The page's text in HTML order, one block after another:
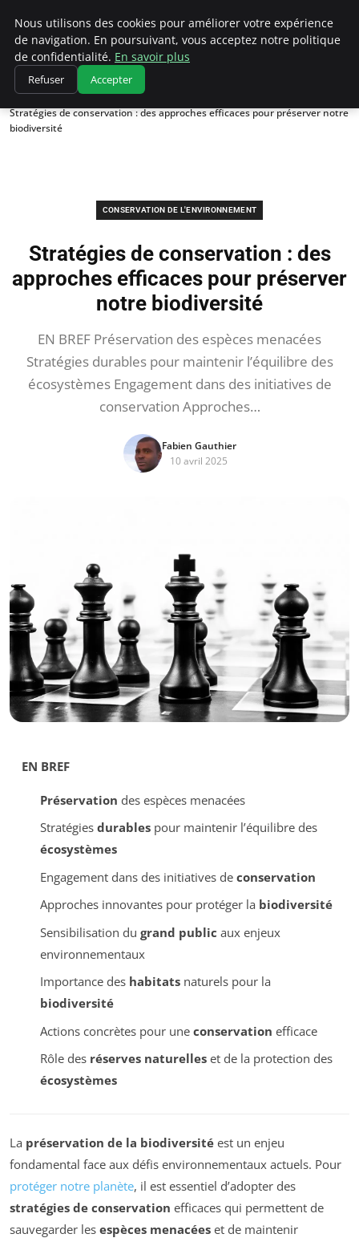
Climatedebtagents
Accueil
Conservation de l'environnement
Stratégies de conservation : des approches efficaces pour préserver notre
biodiversité
CONSERVATION DE L'ENVIRONNEMENT
Stratégies de conservation : des
approches efficaces pour préserver
notre biodiversité
EN BREF Préservation des espèces menacées
Stratégies durables pour maintenir l’équilibre des
écosystèmes Engagement dans des initiatives de
conservation Approches…
Fabien Gauthier
10 avril 2025
EN BREF
Préservation des espèces menacées
Stratégies durablespour maintenir l’équilibre des
écosystèmes
Engagement dans des initiatives de conservation
Approches innovantes pour protéger la biodiversité
Sensibilisation du grand public aux enjeux
environnementaux
Importance des habitatsnaturels pour la
biodiversité
Actions concrètes pour une conservation efficace
Rôle des réserves naturelleset de la protection des
écosystèmes
La préservation de la biodiversité est un enjeu
fondamental face aux défis environnementaux actuels. Pour
protéger notre planète, il est essentiel d’adopter des
stratégies de conservation efficaces qui permettent de
sauvegarder les espèces menacées et de maintenir
Nous utilisons des cookies pour améliorer votre expérience
de navigation. En poursuivant, vous acceptez notre politique
de confidentialité. En savoir plus
Refuser Accepter